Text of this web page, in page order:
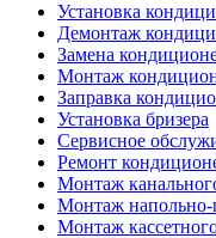
Установка
Демонтаж
Замена
Монтаж
Заправка
Установка бризера
Сервисное
Ремонт
Монтаж
Монтаж напольно-
Монтаж